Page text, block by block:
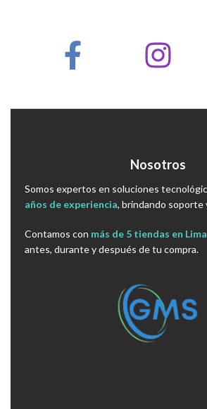
Nosotros
Somos expertos en soluciones
años de experiencia, brindando soporte
Contamos con más de 5 tiendas en Lima
antes, durante y después de tu compra.